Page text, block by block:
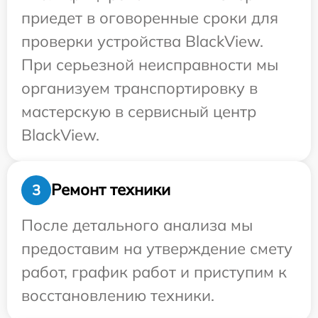
приедет в оговоренные сроки для
проверки устройства BlackView.
При серьезной неисправности мы
организуем транспортировку в
мастерскую в сервисный центр
BlackView.
3
Ремонт техники
После детального анализа мы
предоставим на утверждение смету
работ, график работ и приступим к
восстановлению техники.